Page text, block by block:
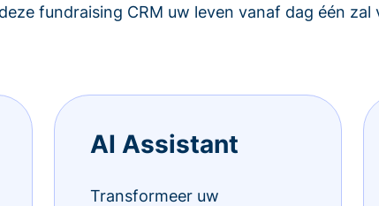
fundraising CRM uw leven vanaf dag één zal
AI Assistant
Transformeer uw